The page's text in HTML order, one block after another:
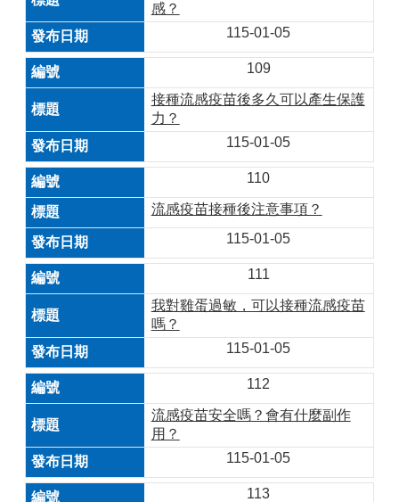
感？
115-01-05
109
接種流感疫苗後多久可以產生保護
力？
115-01-05
110
流感疫苗接種後注意事項？
115-01-05
111
我對雞蛋過敏，可以接種流感疫苗
嗎？
115-01-05
112
流感疫苗安全嗎？會有什麼副作
用？
115-01-05
113